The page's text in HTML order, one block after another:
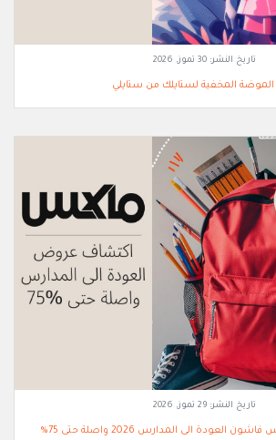
تاريخ النشر:30 تموز, 2026
الموضة المخفية لستايلك من ستايلي
تاريخ النشر:29 تموز, 2026
الى المدارس 2026 واصلة حتى 75%